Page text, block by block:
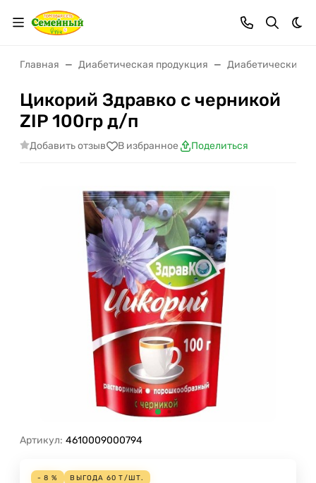
Главная Диабетическая продукция Диабетические
Цикорий Здравко с черникой
ZIP 100гр д/п
Добавить отзыв В избранное Поделиться
Артикул: 4610009000794
- 8 % ВЫГОДА 60 Т/ШТ.